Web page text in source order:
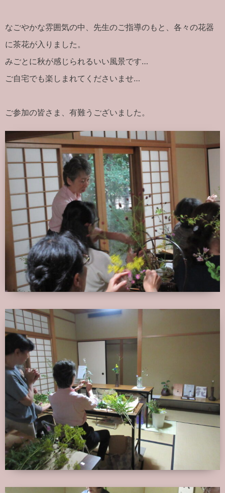
なごやかな雰囲気の中、先生のご指導のもと、各々の花器
に茶花が入りました。
みごとに秋が感じられるいい風景です…
ご自宅でも楽しまれてくださいませ…
ご参加の皆さま、有難うございました。